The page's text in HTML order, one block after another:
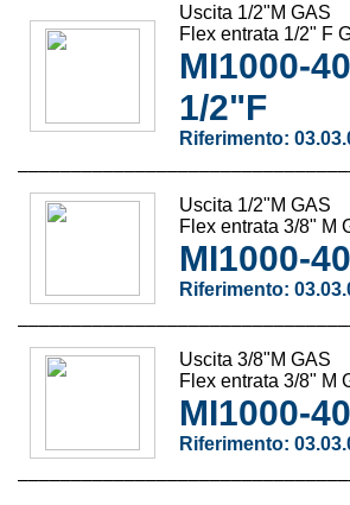
Uscita 1/2"M GAS
Flex entrata 1/2" F
MI1000-
1/2"F
Riferimento:
Uscita 1/2"M GAS
Flex entrata 3/8" M
MI1000-
Riferimento:
Uscita 3/8"M GAS
Flex entrata 3/8" M
MI1000-
Riferimento: